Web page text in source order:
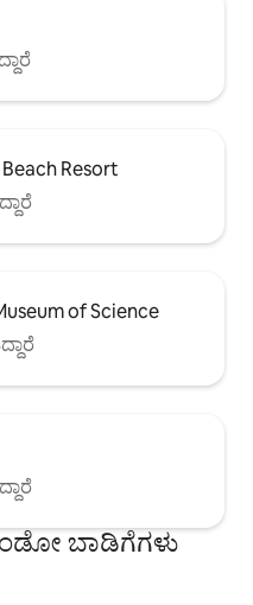
Resort
of Science
ಬಾಡಿಗೆಗಳು